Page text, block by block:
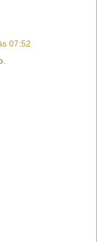
07:52